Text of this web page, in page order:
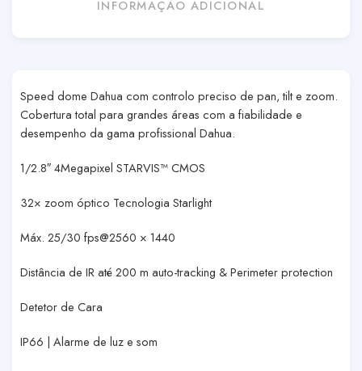
INFORMAÇÃO ADICIONAL
Speed dome Dahua com controlo preciso de pan, tilt e zoom.
Cobertura total para grandes áreas com a fiabilidade e
desempenho da gama profissional Dahua.
1/2.8″ 4Megapixel STARVIS™ CMOS
32× zoom óptico Tecnologia Starlight
Máx. 25/30 fps@2560 × 1440
Distância de IR até 200 m auto-tracking & Perimeter protection
Detetor de Cara
IP66 | Alarme de luz e som